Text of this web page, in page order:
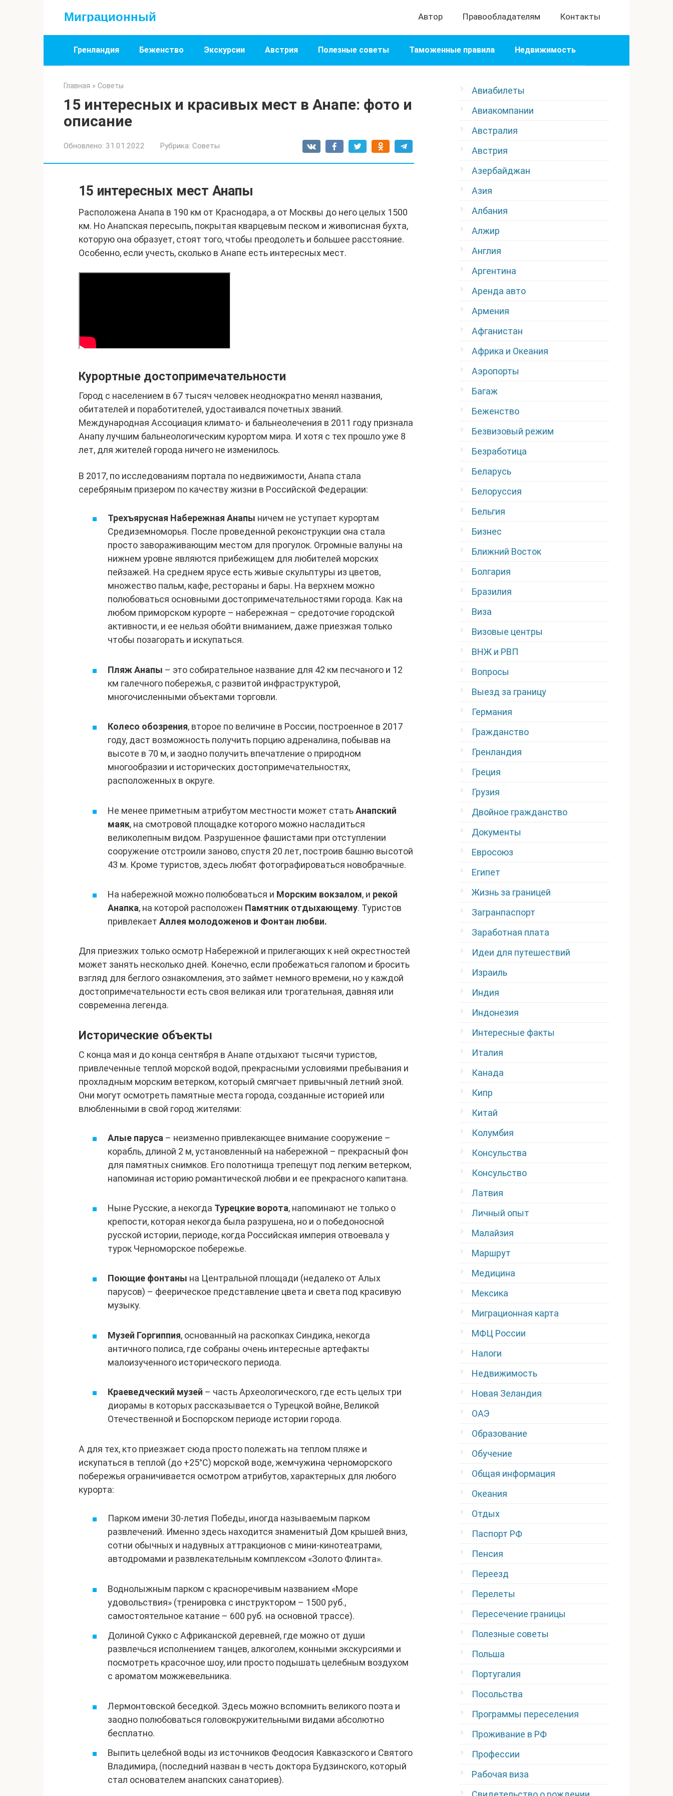
Миграционный Автор Правообладателям Контакты
Гренландия Беженство Экскурсии Австрия Полезные советы Таможенные правила Недвижимость
Главная » Советы
15 интересных и красивых мест в Анапе: фото и
описание
Обновлено: 31.01.2022 Рубрика: Советы
15 интересных мест Анапы
Расположена Анапа в 190 км от Краснодара, а от Москвы до него целых 1500
км. Но Анапская пересыпь, покрытая кварцевым песком и живописная бухта,
которую она образует, стоят того, чтобы преодолеть и большее расстояние.
Особенно, если учесть, сколько в Анапе есть интересных мест.
Курортные достопримечательности
Город с населением в 67 тысяч человек неоднократно менял названия,
обитателей и поработителей, удостаивался почетных званий.
Международная Ассоциация климато- и бальнеолечения в 2011 году признала
Анапу лучшим бальнеологическим курортом мира. И хотя с тех прошло уже 8
лет, для жителей города ничего не изменилось.
В 2017, по исследованиям портала по недвижимости, Анапа стала
серебряным призером по качеству жизни в Российской Федерации:
Трехъярусная Набережная Анапы ничем не уступает курортам
Средиземноморья. После проведенной реконструкции она стала
просто завораживающим местом для прогулок. Огромные валуны на
нижнем уровне являются прибежищем для любителей морских
пейзажей. На среднем ярусе есть живые скульптуры из цветов,
множество пальм, кафе, рестораны и бары. На верхнем можно
полюбоваться основными достопримечательностями города. Как на
любом приморском курорте – набережная – средоточие городской
активности, и ее нельзя обойти вниманием, даже приезжая только
чтобы позагорать и искупаться.
Пляж Анапы – это собирательное название для 42 км песчаного и 12
км галечного побережья, с развитой инфраструктурой,
многочисленными объектами торговли.
Колесо обозрения, второе по величине в России, построенное в 2017
году, даст возможность получить порцию адреналина, побывав на
высоте в 70 м, и заодно получить впечатление о природном
многообразии и исторических достопримечательностях,
расположенных в округе.
Не менее приметным атрибутом местности может статьАнапский
маяк, на смотровой площадке которого можно насладиться
великолепным видом. Разрушенное фашистами при отступлении
сооружение отстроили заново, спустя 20 лет, построив башню высотой
43 м. Кроме туристов, здесь любят фотографироваться новобрачные.
На набережной можно полюбоваться и Морским вокзалом, и рекой
Анапка, на которой расположен Памятник отдыхающему. Туристов
привлекает Аллея молодоженов и Фонтан любви.
Для приезжих только осмотр Набережной и прилегающих к ней окрестностей
может занять несколько дней. Конечно, если пробежаться галопом и бросить
взгляд для беглого ознакомления, это займет немного времени, но у каждой
достопримечательности есть своя великая или трогательная, давняя или
современна легенда.
Исторические объекты
С конца мая и до конца сентября в Анапе отдыхают тысячи туристов,
привлеченные теплой морской водой, прекрасными условиями пребывания и
прохладным морским ветерком, который смягчает привычный летний зной.
Они могут осмотреть памятные места города, созданные историей или
влюбленными в свой город жителями:
Алые паруса – неизменно привлекающее внимание сооружение –
корабль, длиной 2 м, установленный на набережной – прекрасный фон
для памятных снимков. Его полотнища трепещут под легким ветерком,
напоминая историю романтической любви и ее прекрасного капитана.
Ныне Русские, а некогда Турецкие ворота, напоминают не только о
крепости, которая некогда была разрушена, но и о победоносной
русской истории, периоде, когда Российская империя отвоевала у
турок Черноморское побережье.
Поющие фонтаны на Центральной площади (недалеко от Алых
парусов) – феерическое представление цвета и света под красивую
музыку.
Музей Горгиппия, основанный на раскопках Синдика, некогда
античного полиса, где собраны очень интересные артефакты
малоизученного исторического периода.
Краеведческий музей – часть Археологического, где есть целых три
диорамы в которых рассказывается о Турецкой войне, Великой
Отечественной и Боспорском периоде истории города.
А для тех, кто приезжает сюда просто полежать на теплом пляже и
искупаться в теплой (до +25°С) морской воде, жемчужина черноморского
побережья ограничивается осмотром атрибутов, характерных для любого
курорта:
Парком имени 30-летия Победы, иногда называемым парком
развлечений. Именно здесь находится знаменитый Дом крышей вниз,
сотни обычных и надувных аттракционов с мини-кинотеатрами,
автодромами и развлекательным комплексом «Золото Флинта».
Воднолыжным парком с красноречивым названием «Море
удовольствия» (тренировка с инструктором – 1500 руб.,
самостоятельное катание – 600 руб. на основной трассе).
Долиной Сукко с Африканской деревней, где можно от души
развлечься исполнением танцев, алкоголем, конными экскурсиями и
посмотреть красочное шоу, или просто подышать целебным воздухом
с ароматом можжевельника.
Лермонтовской беседкой. Здесь можно вспомнить великого поэта и
заодно полюбоваться головокружительными видами абсолютно
бесплатно.
Выпить целебной воды из источников Феодосия Кавказского и Святого
Владимира, (последний назван в честь доктора Будзинского, который
стал основателем анапских санаториев).
Авиабилеты
Авиакомпании
Австралия
Австрия
Азербайджан
Азия
Албания
Алжир
Англия
Аргентина
Аренда авто
Армения
Афганистан
Африка и Океания
Аэропорты
Багаж
Беженство
Безвизовый режим
Безработица
Беларусь
Белоруссия
Бельгия
Бизнес
Ближний Восток
Болгария
Бразилия
Виза
Визовые центры
ВНЖ и РВП
Вопросы
Выезд за границу
Германия
Гражданство
Гренландия
Греция
Грузия
Двойное гражданство
Документы
Евросоюз
Египет
Жизнь за границей
Загранпаспорт
Заработная плата
Идеи для путешествий
Израиль
Индия
Индонезия
Интересные факты
Италия
Канада
Кипр
Китай
Колумбия
Консульства
Консульство
Латвия
Личный опыт
Малайзия
Маршрут
Медицина
Мексика
Миграционная карта
МФЦ России
Налоги
Недвижимость
Новая Зеландия
ОАЭ
Образование
Обучение
Общая информация
Океания
Отдых
Паспорт РФ
Пенсия
Переезд
Перелеты
Пересечение границы
Полезные советы
Польша
Португалия
Посольства
Программы переселения
Проживание в РФ
Профессии
Рабочая виза